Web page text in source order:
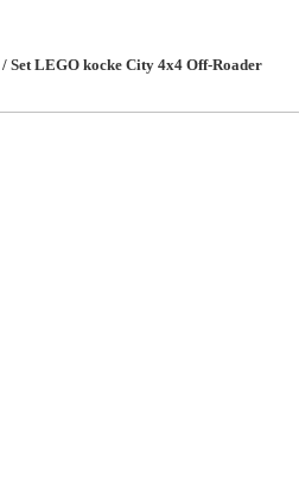
/ Set LEGO kocke City 4x4 Off-Roader